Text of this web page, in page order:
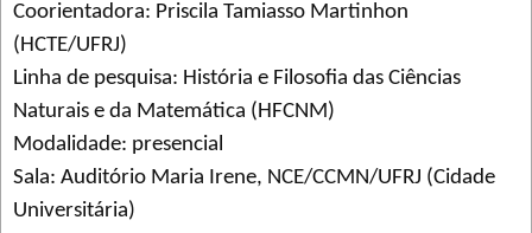
Coorientadora: Priscila Tamiasso Martinhon
(HCTE/UFRJ)
Linha de pesquisa: História e Filosofia das Ciências
Naturais e da Matemática (HFCNM)
Modalidade: presencial
Sala: Auditório Maria Irene, NCE/CCMN/UFRJ (Cidade
Universitária)